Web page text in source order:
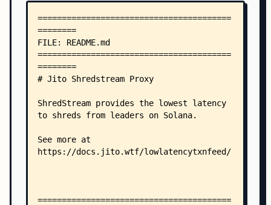
    │   └── deshred.rs
    ├── jito_protos/
    │   ├── build.rs
    │   ├── Cargo.toml
    │   └── src/
    │       └── lib.rs
    ├── proxy/
    │   └── src/
    │       ├── deshred.rs
    │       ├── heartbeat.rs
    │       ├── main.rs
    ├── scripts/